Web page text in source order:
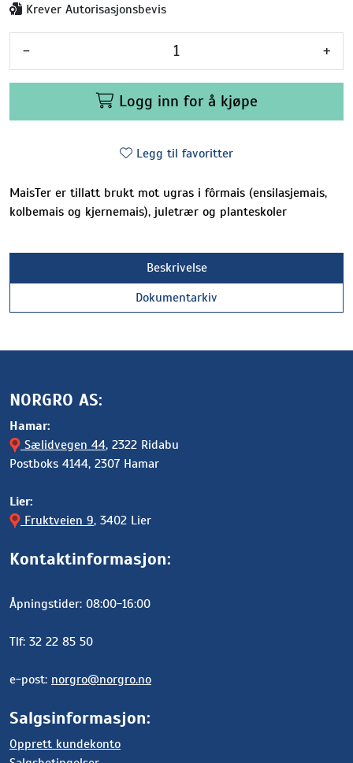
Krever Autorisasjonsbevis
- +
Logg inn for å kjøpe
Legg til favoritter
MaisTer er tillatt brukt mot ugras i fôrmais (ensilasjemais,
kolbemais og kjernemais), juletrær og planteskoler
Beskrivelse
Dokumentarkiv
NORGRO AS:
Hamar:
Sælidvegen 44, 2322 Ridabu
Postboks 4144, 2307 Hamar
Lier:
Fruktveien 9, 3402 Lier
Kontaktinformasjon:
Åpningstider: 08:00-16:00
Tlf: 32 22 85 50
e-post: norgro@norgro.no
Salgsinformasjon:
Opprett kundekonto